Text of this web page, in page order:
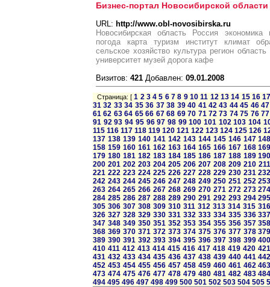
Бизнес-портал Новосибирской области
URL: http://www.obl-novosibirska.ru
Новосибирская область Россия
погода карта туризм институт климат
сельское хозяйство культура регион
университет музей дорога кафе
Визитов: 421 Добавлен: 09.01.2008
Страница: [1 2 3 4 5 6 7 8 9 10 11 12 13 14 15 16
31 32 33 34 35 36 37 38 39 40 41 42 43 44 45 46 47
61 62 63 64 65 66 67 68 69 70 71 72 73 74 75 76 77
91 92 93 94 95 96 97 98 99 100 101 102 103 104
115 116 117 118 119 120 121 122 123 124 125 126
137 138 139 140 141 142 143 144 145 146 147
158 159 160 161 162 163 164 165 166 167 168
179 180 181 182 183 184 185 186 187 188 189
200 201 202 203 204 205 206 207 208 209 210 211
221 222 223 224 225 226 227 228 229 230 231
242 243 244 245 246 247 248 249 250 251 252
263 264 265 266 267 268 269 270 271 272 273
284 285 286 287 288 289 290 291 292 293 294
305 306 307 308 309 310 311 312 313 314 315 316
326 327 328 329 330 331 332 333 334 335 336
347 348 349 350 351 352 353 354 355 356 357
368 369 370 371 372 373 374 375 376 377 378
389 390 391 392 393 394 395 396 397 398 399
410 411 412 413 414 415 416 417 418 419 420 421
431 432 433 434 435 436 437 438 439 440 441
452 453 454 455 456 457 458 459 460 461 462
473 474 475 476 477 478 479 480 481 482 483
494 495 496 497 498 499 500 501 502 503 504 505